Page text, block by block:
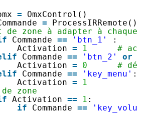
= OmxControl()
=
de zone à adapter à
Commande == 'btn_1'
:
Activation = 1
#
Commande == 'btn_2' or
Activation = 0
#
Commande == 'key_menu'
Activation =
1
zone
Activation == 1 :
if
Commande ==